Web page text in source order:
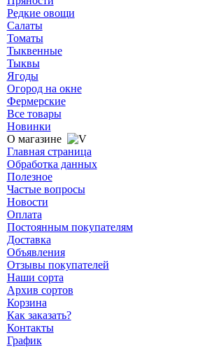
Редкие овощи
Салаты
Томаты
Тыквенные
Тыквы
Ягоды
Огород на окне
Фермерские
Все товары
Новинки
О магазине
Главная страница
Обработка данных
Полезное
Частые вопросы
Новости
Оплата
Постоянным покупателям
Доставка
Объявления
Отзывы покупателей
Наши сорта
Архив сортов
Корзина
Как заказать?
Контакты
График